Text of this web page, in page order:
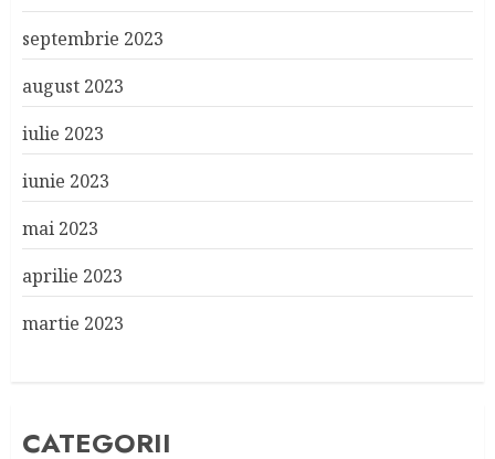
septembrie 2023
august 2023
iulie 2023
iunie 2023
mai 2023
aprilie 2023
martie 2023
CATEGORII